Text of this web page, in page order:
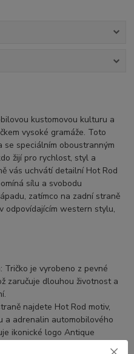
kustomovou kulturu a
vysoké gramáže. Toto
speciálním oboustranným
žijí pro rychlost, styl a
vás uchvátí detailní Hot Rod
sílu a svobodu
zatímco na zadní straně
odpovídajícím western stylu,
je vyrobeno z pevné
zaručuje dlouhou životnost a
najdete Hot Rod motiv,
a adrenalin automobilového
ikonické logo Antique